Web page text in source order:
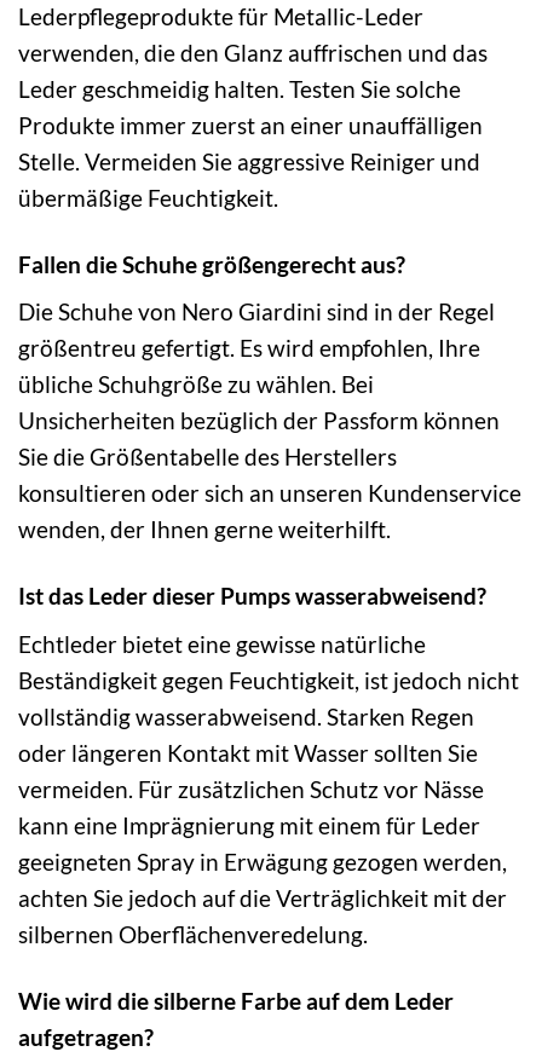
Lederpflegeprodukte für Metallic-Leder
verwenden, die den Glanz auffrischen und das
Leder geschmeidig halten. Testen Sie solche
Produkte immer zuerst an einer unauffälligen
Stelle. Vermeiden Sie aggressive Reiniger und
übermäßige Feuchtigkeit.
Fallen die Schuhe größengerecht aus?
Die Schuhe von Nero Giardini sind in der Regel
größentreu gefertigt. Es wird empfohlen, Ihre
übliche Schuhgröße zu wählen. Bei
Unsicherheiten bezüglich der Passform können
Sie die Größentabelle des Herstellers
konsultieren oder sich an unseren Kundenservice
wenden, der Ihnen gerne weiterhilft.
Ist das Leder dieser Pumps wasserabweisend?
Echtleder bietet eine gewisse natürliche
Beständigkeit gegen Feuchtigkeit, ist jedoch nicht
vollständig wasserabweisend. Starken Regen
oder längeren Kontakt mit Wasser sollten Sie
vermeiden. Für zusätzlichen Schutz vor Nässe
kann eine Imprägnierung mit einem für Leder
geeigneten Spray in Erwägung gezogen werden,
achten Sie jedoch auf die Verträglichkeit mit der
silbernen Oberflächenveredelung.
Wie wird die silberne Farbe auf dem Leder
aufgetragen?